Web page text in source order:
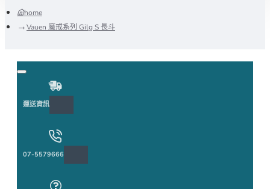
home
Vauen 魔戒系列 Gilg S 長斗
運送資訊
07-5579666